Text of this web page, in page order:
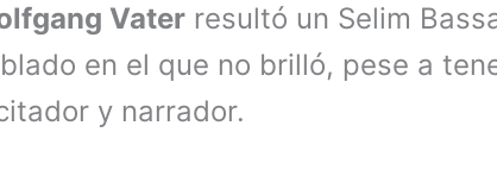
Vater resultó un Selim
en el que no brilló, pese a
y narrador.